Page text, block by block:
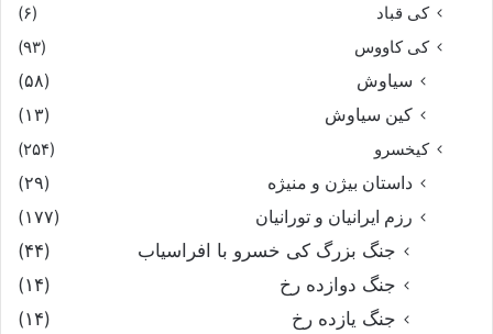
کی قباد
(۶)
کی کاووس
(۹۳)
سیاوش
(۵۸)
کین سیاوش
(۱۳)
کیخسرو
(۲۵۴)
داستان بیژن و منیژه
(۲۹)
رزم ایرانیان و تورانیان
(۱۷۷)
جنگ بزرگ کی خسرو با افراسیاب
(۴۴)
جنگ دوازده رخ
(۱۴)
جنگ یازده رخ
(۱۴)